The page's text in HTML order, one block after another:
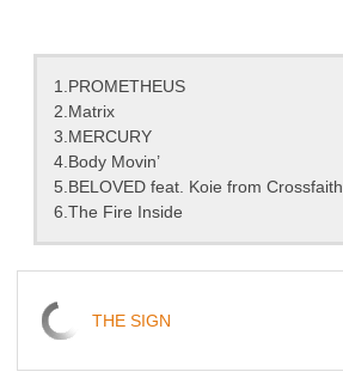
1.PROMETHEUS
2.Matrix
3.MERCURY
4.Body Movin’
5.BELOVED feat. Koie from Crossfaith
6.The Fire Inside
THE SIGN